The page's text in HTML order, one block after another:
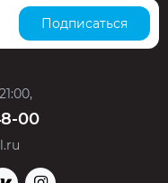
Подписаться
00